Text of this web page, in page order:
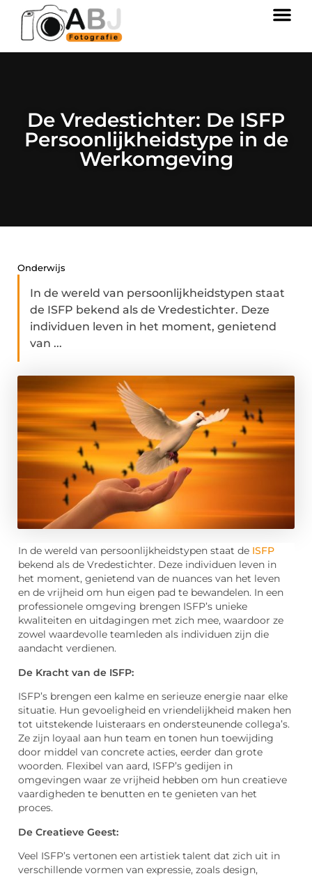
De Vredestichter: De ISFP
Persoonlijkheidstype in de
Werkomgeving
Onderwijs
In de wereld van persoonlijkheidstypen staat
de ISFP bekend als de Vredestichter. Deze
individuen leven in het moment, genietend
van ...
In de wereld van persoonlijkheidstypen staat de ISFP
bekend als de Vredestichter. Deze individuen leven in
het moment, genietend van de nuances van het leven
en de vrijheid om hun eigen pad te bewandelen. In een
professionele omgeving brengen ISFP’s unieke
kwaliteiten en uitdagingen met zich mee, waardoor ze
zowel waardevolle teamleden als individuen zijn die
aandacht verdienen.
De Kracht van de ISFP:
ISFP’s brengen een kalme en serieuze energie naar elke
situatie. Hun gevoeligheid en vriendelijkheid maken hen
tot uitstekende luisteraars en ondersteunende collega’s.
Ze zijn loyaal aan hun team en tonen hun toewijding
door middel van concrete acties, eerder dan grote
woorden. Flexibel van aard, ISFP’s gedijen in
omgevingen waar ze vrijheid hebben om hun creatieve
vaardigheden te benutten en te genieten van het
proces.
De Creatieve Geest:
Veel ISFP’s vertonen een artistiek talent dat zich uit in
verschillende vormen van expressie, zoals design,